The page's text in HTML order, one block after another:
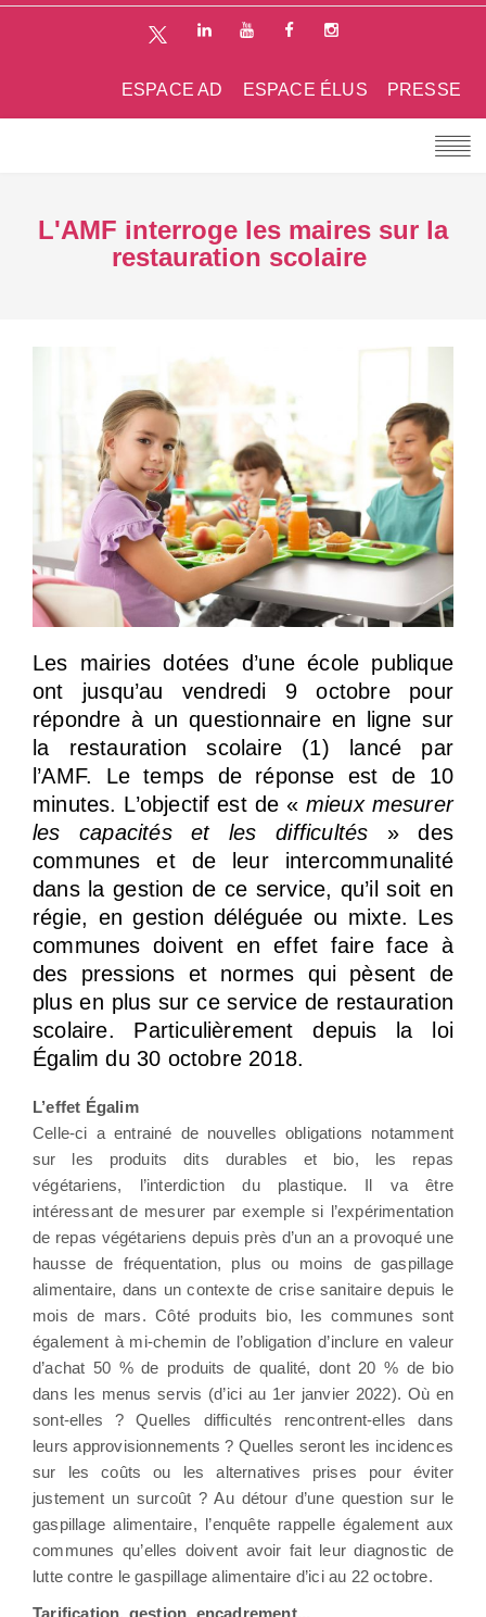
PRESSE
ESPACE ÉLUS
ESPACE AD
L'AMF interroge les maires sur la
restauration scolaire
Les mairies dotées d’une école publique
ont jusqu’au vendredi 9 octobre pour
répondre à un questionnaire en ligne sur
la restauration scolaire (1) lancé par
l’AMF. Le temps de réponse est de 10
minutes. L’objectif est de « mieux mesurer
les capacités et les difficultés » des
communes et de leur intercommunalité
dans la gestion de ce service, qu’il soit en
régie, en gestion déléguée ou mixte. Les
communes doivent en effet faire face à
des pressions et normes qui pèsent de
plus en plus sur ce service de restauration
scolaire. Particulièrement depuis la loi
Égalim du 30 octobre 2018.
L’effet Égalim
Celle-ci a entrainé de nouvelles obligations notamment
sur les produits dits durables et bio, les repas
végétariens, l’interdiction du plastique. Il va être
intéressant de mesurer par exemple si l’expérimentation
de repas végétariens depuis près d’un an a provoqué une
hausse de fréquentation, plus ou moins de gaspillage
alimentaire, dans un contexte de crise sanitaire depuis le
mois de mars. Côté produits bio, les communes sont
également à mi-chemin de l’obligation d’inclure en valeur
d’achat 50 % de produits de qualité, dont 20 % de bio
dans les menus servis (d’ici au 1er janvier 2022). Où en
sont-elles ? Quelles difficultés rencontrent-elles dans
leurs approvisionnements ? Quelles seront les incidences
sur les coûts ou les alternatives prises pour éviter
justement un surcoût ? Au détour d’une question sur le
gaspillage alimentaire, l’enquête rappelle également aux
communes qu’elles doivent avoir fait leur diagnostic de
lutte contre le gaspillage alimentaire d’ici au 22 octobre.